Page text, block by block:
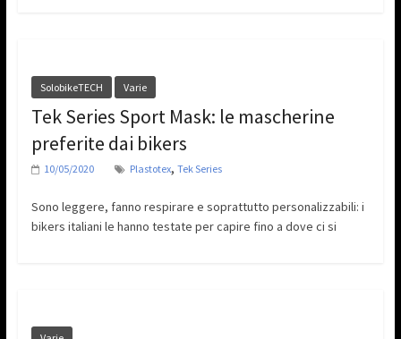
SolobikeTECH Varie
Tek Series Sport Mask: le mascherine
preferite dai bikers
10/05/2020 Plastotex, Tek Series
Sono leggere, fanno respirare e soprattutto personalizzabili: i
bikers italiani le hanno testate per capire fino a dove ci si